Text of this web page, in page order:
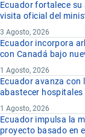
Ecuador fortalece
visita oficial del
3 Agosto, 2026
Ecuador incorpora
con Canadá bajo
1 Agosto, 2026
Ecuador avanza con
abastecer hospitales
1 Agosto, 2026
Ecuador impulsa la
proyecto basado en